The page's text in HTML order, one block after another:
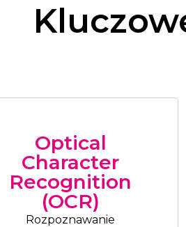
Optical
Character
Recognition
(OCR)
Rozpoznawanie